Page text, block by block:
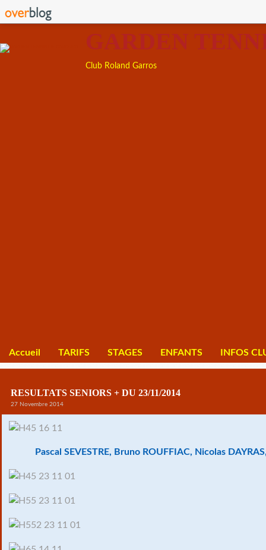
GARDEN
Club Roland Garros
Accueil TARIFS STAGES ENFANTS INFOS
RESULTATS SENIORS + DU 23/11/2014
27 Novembre 2014
Pascal SEVESTRE, Bruno ROUFFIAC, Nicolas